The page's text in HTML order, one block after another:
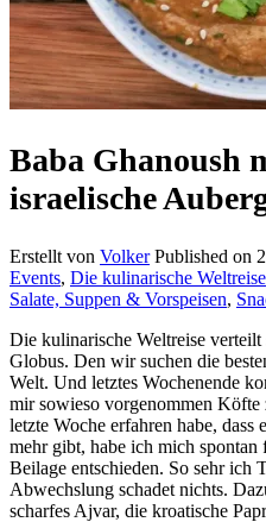
Baba Ghanoush
israelische
Erstellt von Volker Published on
Events, Die kulinarische Weltreise
Salate, Suppen & Vorspeisen,
Die kulinarische Weltreise
Globus. Den wir suchen die
Welt. Und letztes Wochenende
mir sowieso vorgenommen
letzte Woche erfahren habe,
mehr gibt, habe ich mich spontan
Beilage entschieden. So sehr ich
Abwechslung schadet nichts.
scharfes Ajvar, die kroatische